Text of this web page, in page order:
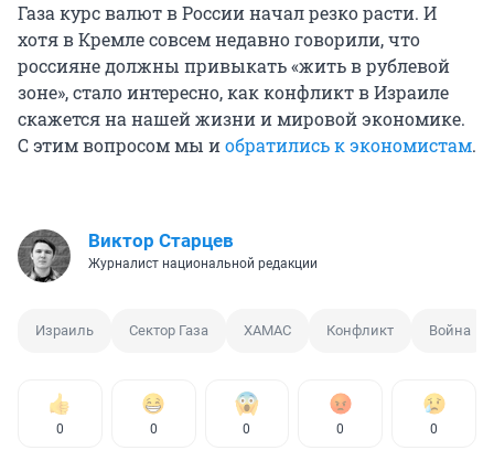
Газа курс валют в России начал резко расти. И
хотя в Кремле совсем недавно говорили, что
россияне должны привыкать «жить в рублевой
зоне», стало интересно, как конфликт в Израиле
скажется на нашей жизни и мировой экономике.
С этим вопросом мы иобратились к экономистам.
Виктор Старцев
Журналист национальной редакции
Израиль Сектор Газа ХАМАС Конфликт Война
0 0 0 0 0